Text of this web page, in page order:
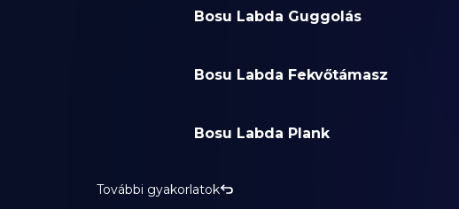
Bosu Labda Guggolás
Bosu Labda Fekvőtámasz
Bosu Labda Plank
További gyakorlatok